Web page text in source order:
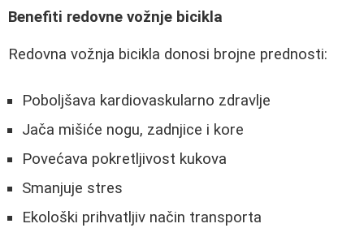
Benefiti redovne vožnje bicikla
Redovna vožnja bicikla donosi brojne prednosti:
Poboljšava kardiovaskularno zdravlje
Jača mišiće nogu, zadnjice i kore
Povećava pokretljivost kukova
Smanjuje stres
Ekološki prihvatljiv način transporta